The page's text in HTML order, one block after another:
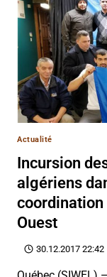
Actualité
Incursion
algériens
coordination
Ouest
30.12.2017 22:42